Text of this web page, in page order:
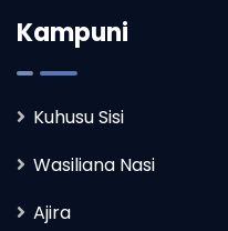
Kampuni
Kuhusu Sisi
Wasiliana Nasi
Ajira